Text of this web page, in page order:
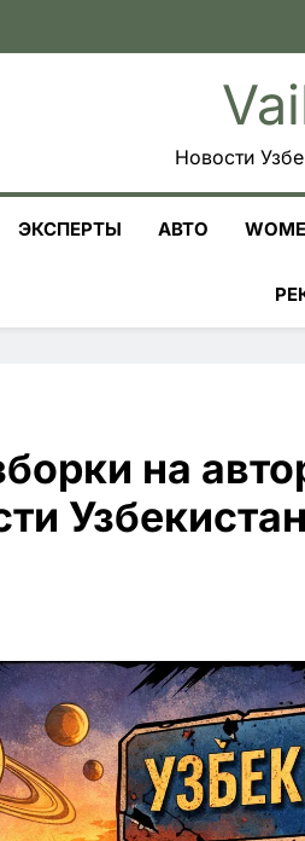
Новости
ЭКСПЕРТЫ АВТО
на